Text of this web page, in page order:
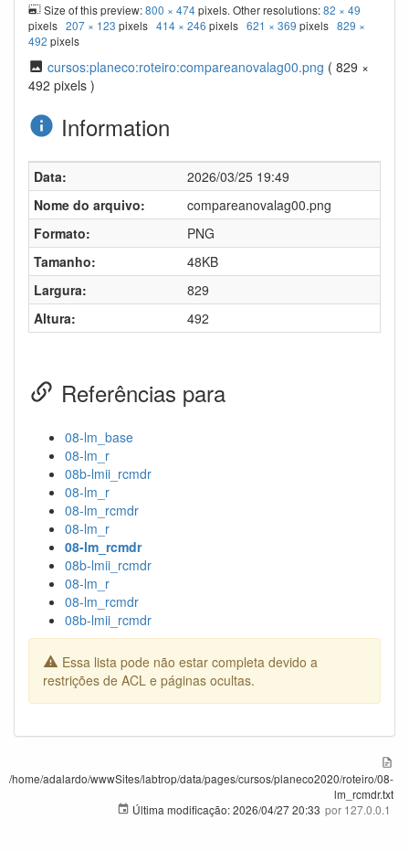
Size of this preview:800 × 474pixels. Other resolutions:82 × 49
pixels 207 × 123 pixels 414 × 246 pixels 621 × 369 pixels 829 ×
492 pixels
cursos:planeco:roteiro:compareanovalag00.png ( 829 ×
492 pixels )
Information
Data:
2026/03/25 19:49
Nome do arquivo:
compareanovalag00.png
Formato:
PNG
Tamanho:
48KB
Largura:
829
Altura:
492
Referências para
08-lm_base
08-lm_r
08b-lmii_rcmdr
08-lm_r
08-lm_rcmdr
08-lm_r
08-lm_rcmdr
08b-lmii_rcmdr
08-lm_r
08-lm_rcmdr
08b-lmii_rcmdr
Essa lista pode não estar completa devido a
restrições de ACL e páginas ocultas.
/home/adalardo/wwwSites/labtrop/data/pages/cursos/planeco2020/roteiro/08-
lm_rcmdr.txt
Última modificação:2026/04/27 20:33 por 127.0.0.1